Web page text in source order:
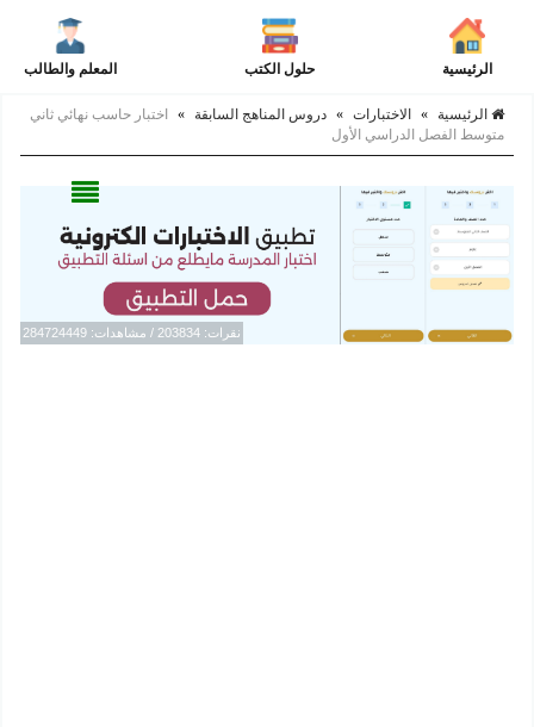
الرئيسية حلول الكتب المعلم والطالب
الرئيسية » الاختبارات » دروس المناهج السابقة »
اختبار حاسب نهائي ثاني
متوسط الفصل الدراسي الأول
نقرات: 203834 / مشاهدات: 284724449